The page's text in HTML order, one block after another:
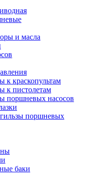
и масла
к краскопультам
к пистолетам
поршневых насосов
поршневых
баки